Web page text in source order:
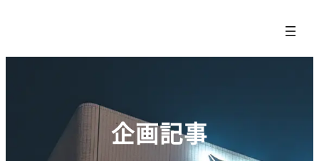
企画記事